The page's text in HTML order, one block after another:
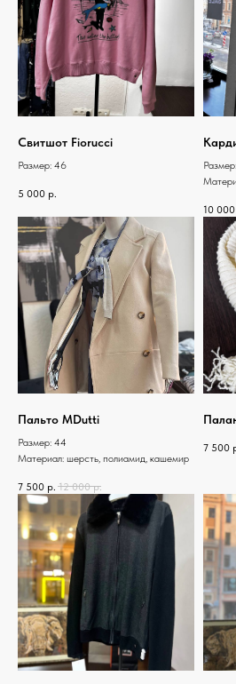
Свитшот Fiorucci
Размер: 46
5 000 р.
10 000
Пальто MDutti
Размер: 44
Материал: шерсть, полиамид, кашемир
7 500 р. 12 000 р.
7 500